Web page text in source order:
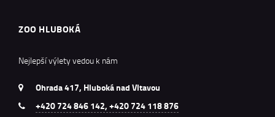
ZOO HLUBOKÁ
Nejlepší výlety vedou k nám
Ohrada 417, Hluboká nad Vltavou
+420 724 846 142, +420 724 118 876